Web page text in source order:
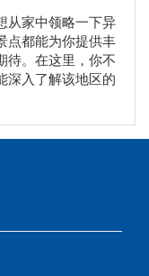
从家中领略一下异
点都能为你提供丰
待。在这里，你不
深入了解该地区的